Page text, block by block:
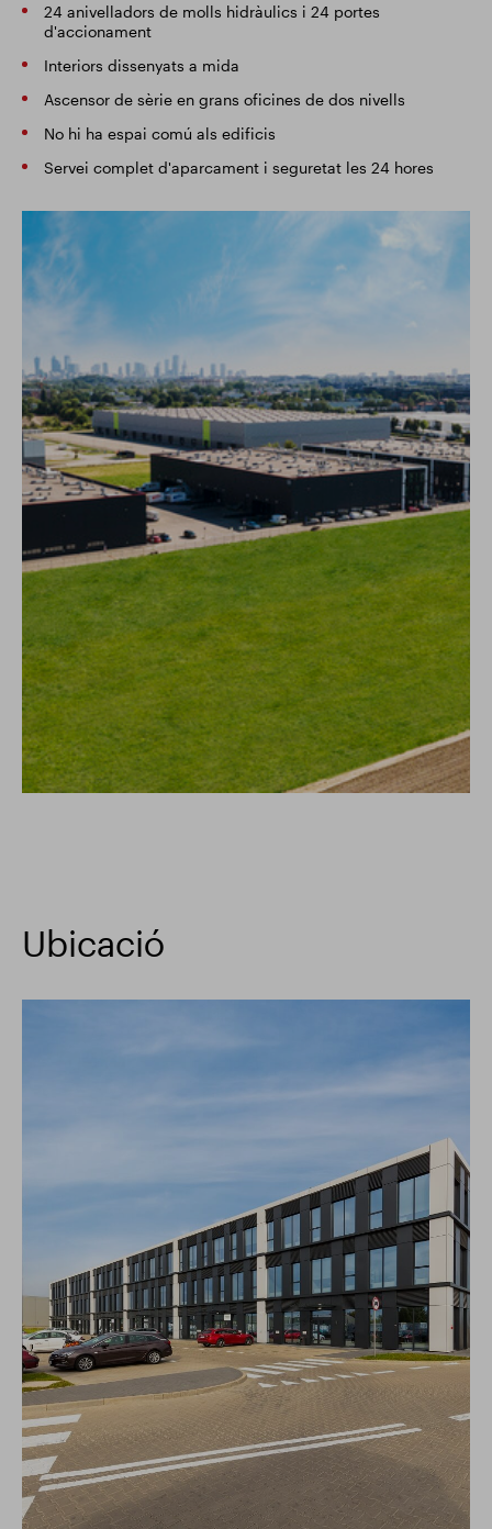
24 anivelladors de molls hidràulics i 24 portes
d'accionament
Interiors dissenyats a mida
Ascensor de sèrie en grans oficines de dos nivells
No hi ha espai comú als edificis
Servei complet d'aparcament i seguretat les 24 hores
Ubicació